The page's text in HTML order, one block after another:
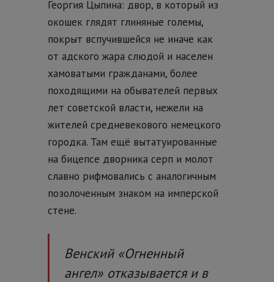
Георгия Цыпина: двор, в который из
окошек глядят глиняные големы,
покрыт вспучившейся не иначе как
от адского жара слюдой и населен
хамоватыми гражданами, более
походящими на обывателей первых
лет советской власти, нежели на
жителей средневекового немецкого
городка. Там ещё вытатуированные
на бицепсе дворника серп и молот
славно рифмовались с аналогичным
позолоченным знаком на имперской
стене.
Венский «Огненный
ангел» отказывается и в